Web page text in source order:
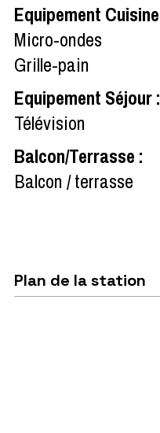
Equipement Cuisine
Micro-ondes
Grille-pain
Equipement Séjour:
Télévision
Balcon/Terrasse :
Balcon / terrasse
Plan de la station